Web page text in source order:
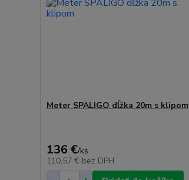
Meter SPALIGO dĺžka 20m s klipom
136 €/ks
110,57 € bez DPH